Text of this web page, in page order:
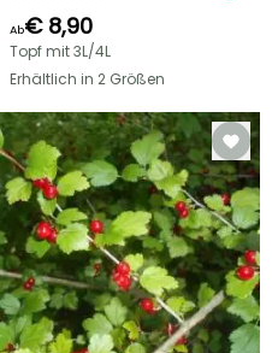
Ab€ 8,90
Topf mit 3L/4L
Erhältlich in 2 Größen